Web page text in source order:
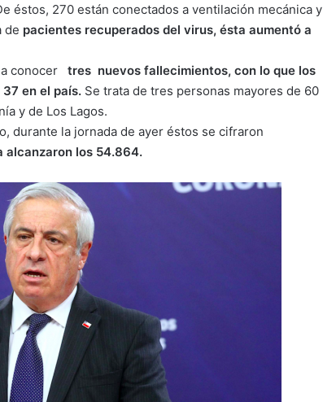
éstos, 270 están conectados a ventilación mecánica y
de pacientes recuperados del virus, ésta aumentó a
conocer tres nuevos fallecimientos, con lo que los
en el país. Se trata de tres personas mayores de 60
y de Los Lagos.
durante la jornada de ayer éstos se cifraron
alcanzaron los 54.864.